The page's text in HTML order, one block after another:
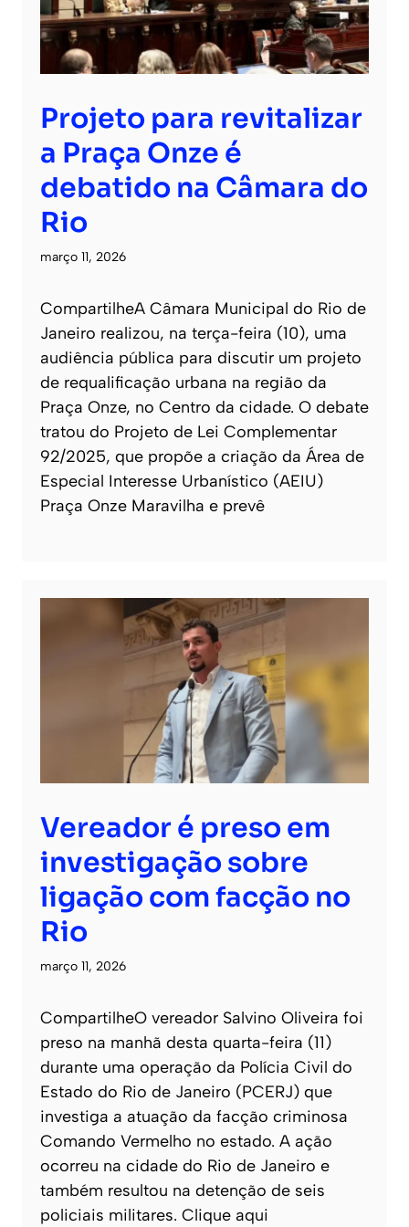
Projeto para revitalizar
a Praça Onze é
debatido na Câmara do
Rio
março 11, 2026
CompartilheA Câmara Municipal do Rio de
Janeiro realizou, na terça-feira (10), uma
audiência pública para discutir um projeto
de requalificação urbana na região da
Praça Onze, no Centro da cidade. O debate
tratou do Projeto de Lei Complementar
92/2025, que propõe a criação da Área de
Especial Interesse Urbanístico (AEIU)
Praça Onze Maravilha e prevê
Vereador é preso em
investigação sobre
ligação com facção no
Rio
março 11, 2026
CompartilheO vereador Salvino Oliveira foi
preso na manhã desta quarta-feira (11)
durante uma operação da Polícia Civil do
Estado do Rio de Janeiro (PCERJ) que
investiga a atuação da facção criminosa
Comando Vermelho no estado. A ação
ocorreu na cidade do Rio de Janeiro e
também resultou na detenção de seis
policiais militares. Clique aqui